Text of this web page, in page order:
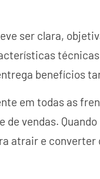
ser clara,
benefícios
em todas as
vendas.
atrair e converter